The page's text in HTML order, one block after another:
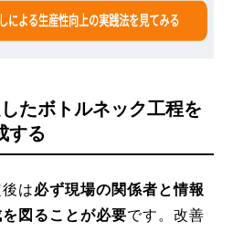
たボトルネック工程を
する
は必ず現場の関係者と情報
図ることが必要です。改善